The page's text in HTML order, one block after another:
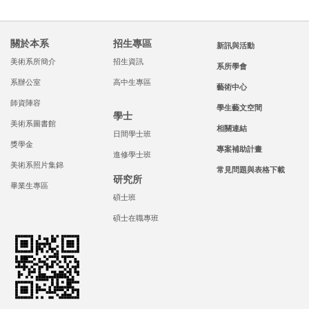
關於本系
美術系所簡介
系辦公室
師資陣容
美術系圖書館
獎學金
美術系照片集錦
畢業生專區
招生專區
招生資訊
高中生專區
學士
日間學士班
進修學士班
研究所
碩士班
碩士在職專班
新訊與活動
系所學會
藝術中心
學生藝文空間
相關連結
專案補助計畫
常見問題與表格下載